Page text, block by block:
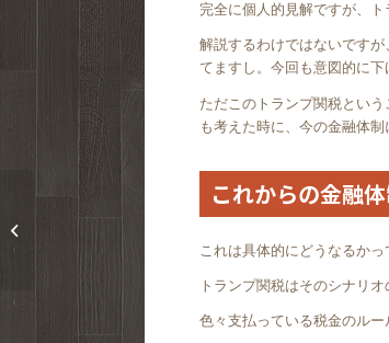
完全に個人的見解ですが、ト
解説するわけではないです
てますし。今回も意図的に下
ただこのトランプ関税とい
も考えた時に、今の金融体
これからの金融
これは具体的にどうなるか
トランプ関税はそのシナリオ
色々支払っている税金のル
いくらWebサイトがコ
らといって金...